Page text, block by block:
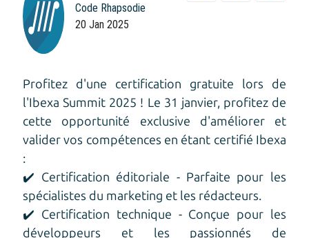
Code Rhapsodie
20 Jan 2025
Profitez d'une certification gratuite lors de
l'Ibexa Summit 2025 ! Le 31 janvier, profitez de
cette opportunité exclusive d'améliorer et
valider vos compétences en étant certifié Ibexa
:
✔️ Certification éditoriale - Parfaite pour les
spécialistes du marketing et les rédacteurs.
✔️ Certification technique - Conçue pour les
développeurs et les passionnés de